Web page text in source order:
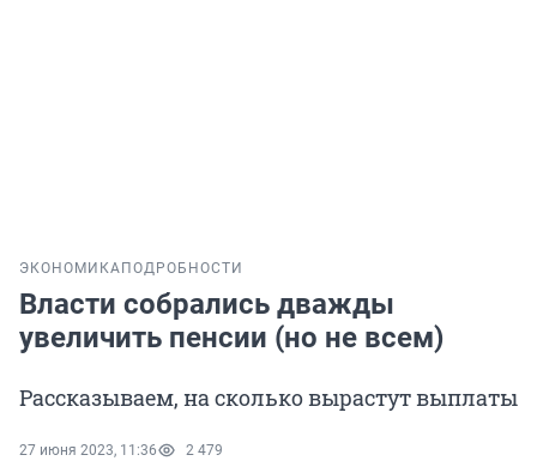
ЭКОНОМИКА ПОДРОБНОСТИ
Власти собрались дважды
увеличить пенсии (но не всем)
Рассказываем, на сколько вырастут выплаты
27 июня 2023, 11:36 2 479